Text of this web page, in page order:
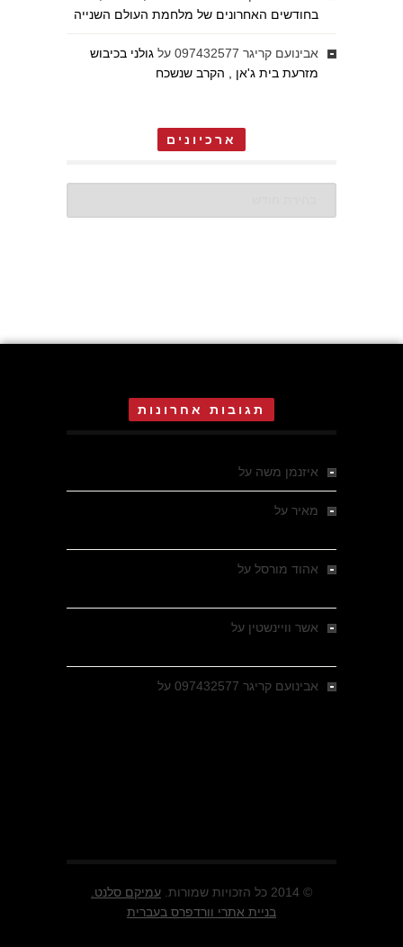
בחודשים האחרונים של מלחמת העולם השנייה
אבינועם קריגר 097432577 על גולני בכיבוש
מזרעת בית ג'אן , הקרב שנשכח
ארכיונים
תגובות אחרונות
איזנמן משה על
מאיר על
אהוד מורסל על
אשר וויינשטין על
אבינועם קריגר 097432577 על
© 2014 כל הזכויות שמורות.
עמיקם סלנט.
בניית אתרי וורדפרס בעברית